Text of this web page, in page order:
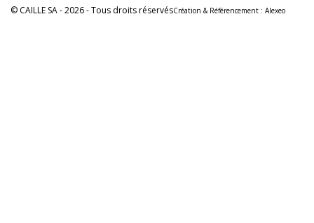
© CAILLE SA - 2026 - Tous droits réservésCréation & Référencement : Alexeo